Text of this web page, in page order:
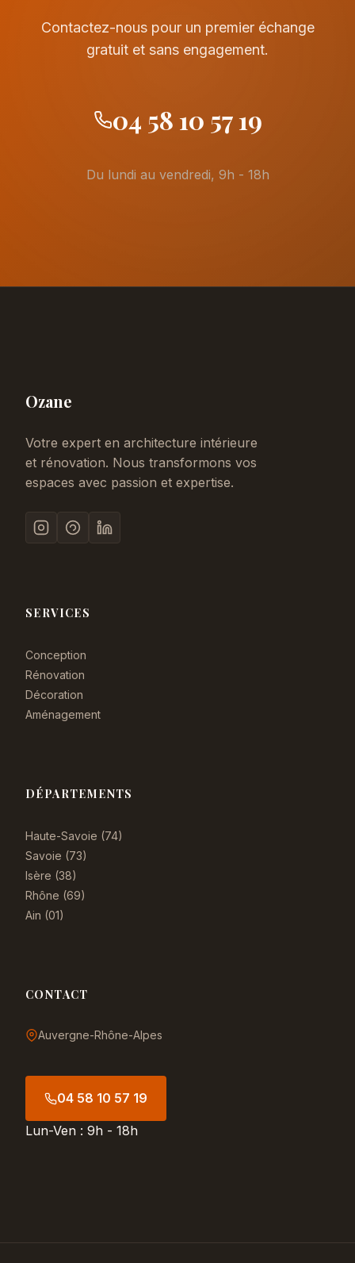
Contactez-nous pour un premier échange
gratuit et sans engagement.
04 58 10 57 19
Du lundi au vendredi, 9h - 18h
Ozane
Votre expert en architecture intérieure
et rénovation. Nous transformons vos
espaces avec passion et expertise.
SERVICES
Conception
Rénovation
Décoration
Aménagement
DÉPARTEMENTS
Haute-Savoie (74)
Savoie (73)
Isère (38)
Rhône (69)
Ain (01)
CONTACT
Auvergne-Rhône-Alpes
04 58 10 57 19
Lun-Ven : 9h - 18h